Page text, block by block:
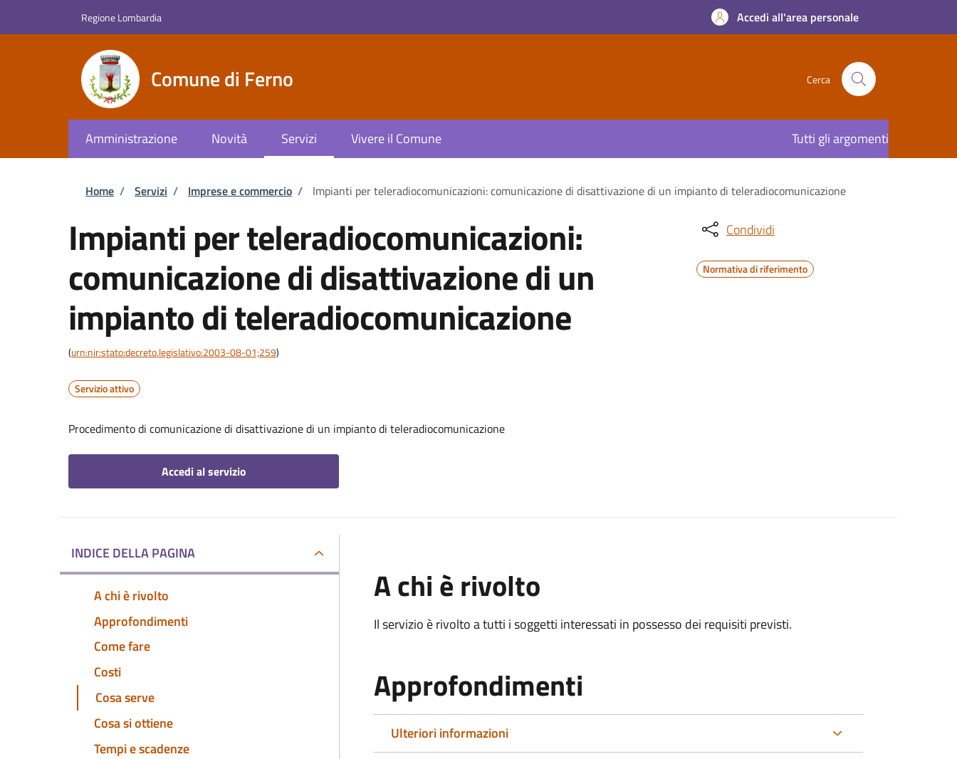
Regione Lombardia Accedi all'area personale
Comune di Ferno Cerca
Amministrazione Novità Servizi Vivere il Comune Tutti gli argomenti
Briciole di pane
Home / Servizi / Imprese e commercio / Impianti per teleradiocomunicazioni: comunicazione di disattivazione di un impianto di teleradiocomunicazione
Impianti per teleradiocomunicazioni:
comunicazione di disattivazione di un
impianto di teleradiocomunicazione
(urn:nir:stato:decreto.legislativo:2003-08-01;259)
Servizio attivo
Procedimento di comunicazione di disattivazione di un impianto di teleradiocomunicazione
Accedi al servizio
Condividi
Normativa di riferimento
INDICE DELLA PAGINA
A chi è rivolto
Approfondimenti
Come fare
Costi
Cosa serve
Cosa si ottiene
Tempi e scadenze
A chi è rivolto
Il servizio è rivolto a tutti i soggetti interessati in possesso dei requisiti previsti.
Approfondimenti
Ulteriori informazioni